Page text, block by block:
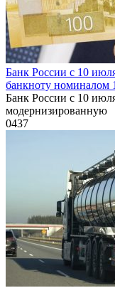
Банк России с 10
банкноту номиналом
Банк России с 10
модернизированную
0437